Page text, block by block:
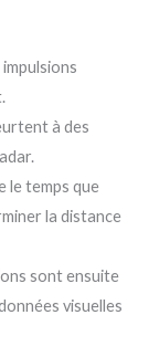
à des
le temps que
la distance
sont ensuite
visuelles